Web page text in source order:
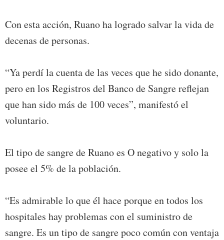
Con esta acción, Ruano ha logrado salvar la vida de
decenas de personas.
“Ya perdí la cuenta de las veces que he sido donante,
pero en los Registros del Banco de Sangre reflejan
que han sido más de 100 veces”, manifestó el
voluntario.
El tipo de sangre de Ruano es O negativo y solo la
posee el 5% de la población.
“Es admirable lo que él hace porque en todos los
hospitales hay problemas con el suministro de
sangre. Es un tipo de sangre poco común con ventaja